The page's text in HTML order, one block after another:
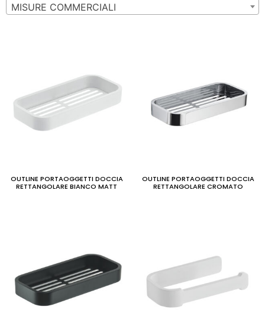
MISURE COMMERCIALI
OUTLINE PORTAOGGETTI DOCCIA
RETTANGOLARE BIANCO MATT
OUTLINE PORTAOGGETTI DOCCIA
RETTANGOLARE CROMATO